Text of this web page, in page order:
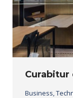
Curabitur
Business,